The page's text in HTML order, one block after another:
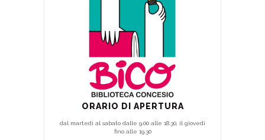
ORARIO DI APERTURA
dal martedì al sabato dalle 9.00 alle 18.30, il giovedì
fino alle 19.30